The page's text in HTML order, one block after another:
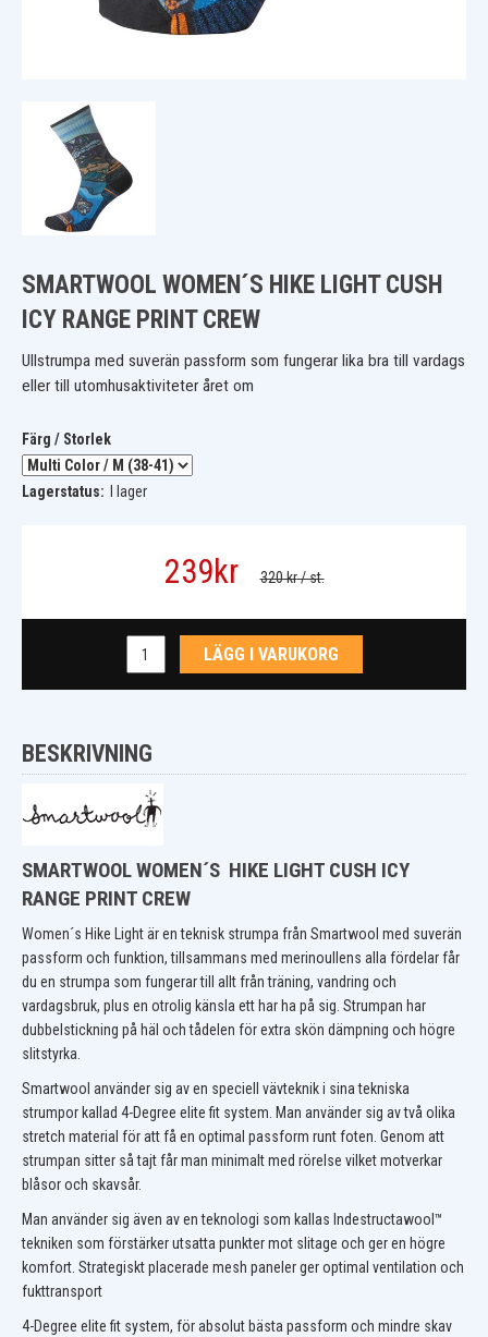
SMARTWOOL WOMEN´S HIKE LIGHT CUSH
ICY RANGE PRINT CREW
Ullstrumpa med suverän passform som fungerar lika bra till vardags
eller till utomhusaktiviteter året om
Färg / Storlek
Lagerstatus: I lager
239kr 320 kr/ st.
LÄGG I VARUKORG
BESKRIVNING
SMARTWOOL WOMEN´S HIKE LIGHT CUSH ICY
RANGE PRINT CREW
Women´s Hike Light är en teknisk strumpa från Smartwool med suverän
passform och funktion, tillsammans med merinoullens alla fördelar får
du en strumpa som fungerar till allt från träning, vandring och
vardagsbruk, plus en otrolig känsla ett har ha på sig. Strumpan har
dubbelstickning på häl och tådelen för extra skön dämpning och högre
slitstyrka.
Smartwool använder sig av en speciell vävteknik i sina tekniska
strumpor kallad 4-Degree elite fit system. Man använder sig av två olika
stretch material för att få en optimal passform runt foten. Genom att
strumpan sitter så tajt får man minimalt med rörelse vilket motverkar
blåsor och skavsår.
Man använder sig även av en teknologi som kallas Indestructawool™
tekniken som förstärker utsatta punkter mot slitage och ger en högre
komfort. Strategiskt placerade mesh paneler ger optimal ventilation och
fukttransport
4-Degree elite fit system, för absolut bästa passform och mindre skav